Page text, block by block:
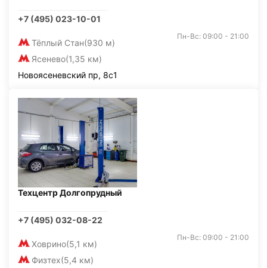
+7 (495) 023-10-01
Тёплый Стан(930 м)
Ясенево(1,35 км)
Пн-Вс: 09:00 - 21:00
Новоясеневский пр, 8с1
Техцентр Долгопрудный
+7 (495) 032-08-22
Ховрино(5,1 км)
Физтех(5,4 км)
Пн-Вс: 09:00 - 21:00